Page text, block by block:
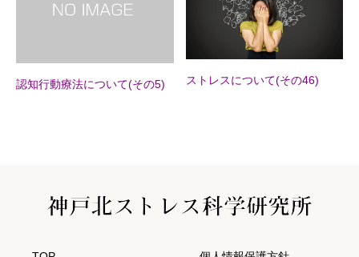
認知行動療法について(その5) ストレスについて(その46)